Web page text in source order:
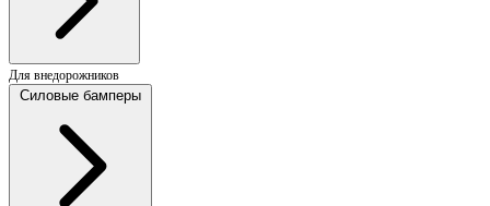
Для внедорожников
Силовые бамперы